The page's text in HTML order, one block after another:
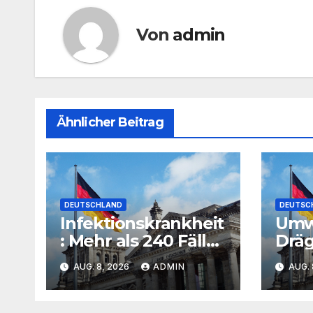
Von admin
Ähnlicher Beitrag
DEUTSCHLAND
Infektionskrankheit
: Mehr als 240 Fälle
von West-Nil-Fieber
in Europa
AUG. 8, 2026 ADMIN